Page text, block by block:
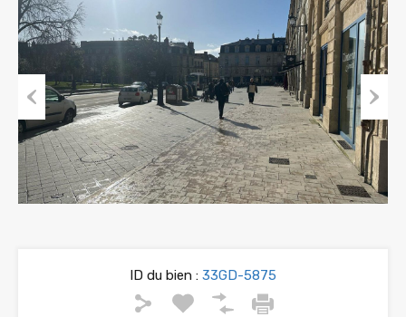
Previous Next
ID du bien : 33GD-5875